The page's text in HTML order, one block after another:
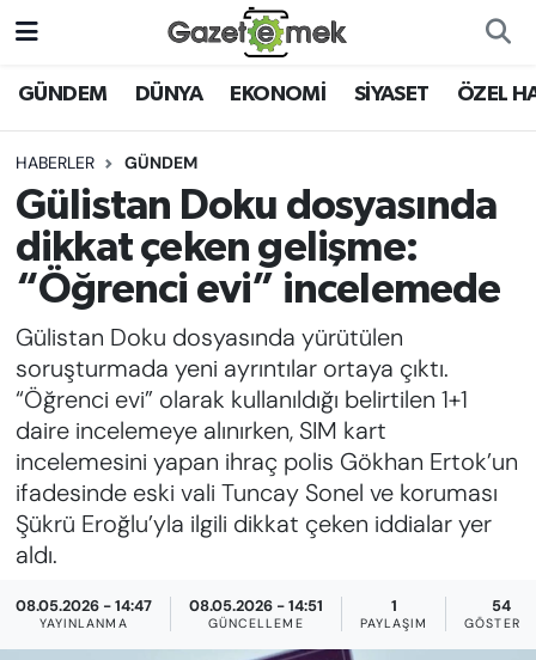
GÜNDEM DÜNYA EKONOMİ SİYASET ÖZEL
HABERLER GÜNDEM
Gülistan Doku dosyasında
dikkat çeken gelişme:
“Öğrenci evi” incelemede
Gülistan Doku dosyasında yürütülen
soruşturmada yeni ayrıntılar ortaya çıktı.
“Öğrenci evi” olarak kullanıldığı belirtilen 1+1
daire incelemeye alınırken, SIM kart
incelemesini yapan ihraç polis Gökhan Ertok’un
ifadesinde eski vali Tuncay Sonel ve koruması
Şükrü Eroğlu’yla ilgili dikkat çeken iddialar yer
aldı.
08.05.2026 - 14:47
YAYINLANMA
08.05.2026 - 14:51
GÜNCELLEME
1
PAYLAŞIM
54
GÖSTERIM
DÜNYA
EKONOMİ
EMEK HABERLERİ
YENİ MEDYADA EMEK
GAZETECİLİĞİNİ GELİŞTİRMEK
FAYDALI BİLGİLER
GÜNDEM
EĞİTİM
KADIN
SAĞLIK
Nöbetçi Eczaneler
Hava Durumu
İstanbul Namaz Vakitleri
Trafik Durumu
Süper Lig Puan Durumu ve Fikstür
Tüm Manşetler
Son Dakika Haberleri
Haber Arşivi